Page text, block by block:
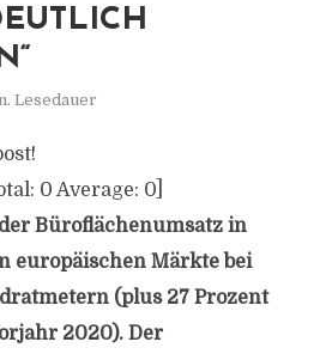
Lesedauer
0 Average: 0]
Büroflächenumsatz in
europäischen Märkte bei
(plus 27 Prozent
2020). Der